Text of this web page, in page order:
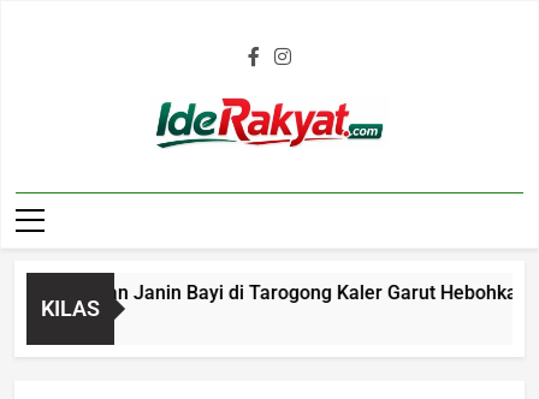
Iderakyat.com
KILAS
Janin Bayi di Tarogong Kaler Garut Hebohkan